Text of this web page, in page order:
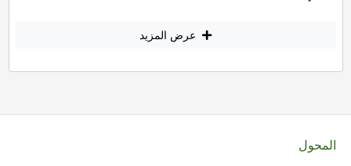
عرض المزيد
المحول